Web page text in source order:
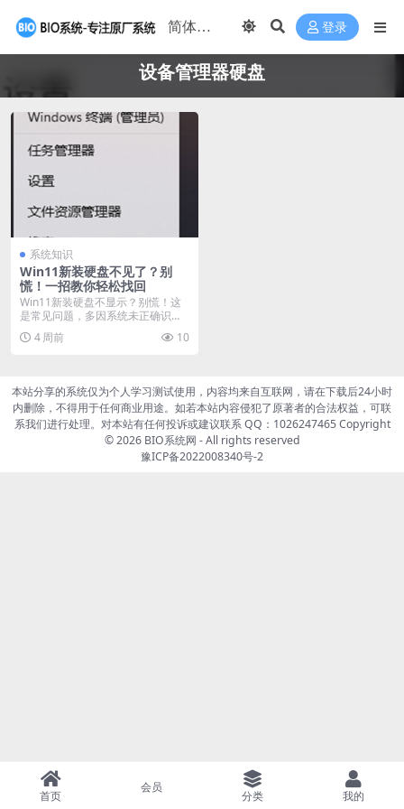
登录
设备管理器硬盘
系统知识
Win11新装硬盘不见了？别
慌！一招教你轻松找回
Win11新装硬盘不显示？别慌！这
是常见问题，多因系统未正确识别
新硬盘。解决只需...
4 周前 10
本站分享的系统仅为个人学习测试使用，内容均来自互联网，请在下载后24小时
内删除，不得用于任何商业用途。如若本站内容侵犯了原著者的合法权益，可联
系我们进行处理。对本站有任何投诉或建议联系 QQ：1026247465 Copyright
© 2026 BIO系统网 - All rights reserved
豫ICP备2022008340号-2
首页
会员
分类 我的